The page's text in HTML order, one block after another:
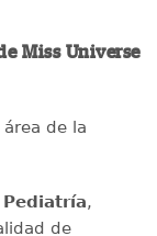
Miss Universe
de la
Pediatría,
de